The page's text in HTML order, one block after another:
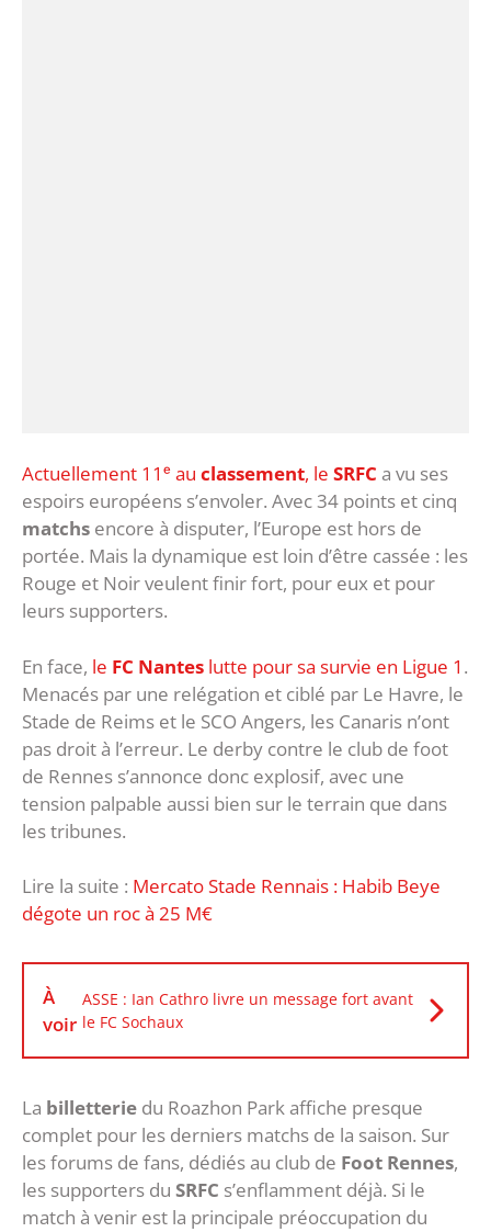
Actuellement 11ᵉ au classement, le SRFC a vu ses
espoirs européens s’envoler. Avec 34 points et cinq
matchs encore à disputer, l’Europe est hors de
portée. Mais la dynamique est loin d’être cassée : les
Rouge et Noir veulent finir fort, pour eux et pour
leurs supporters.
En face, le FC Nantes lutte pour sa survie en Ligue 1 .
Menacés par une relégation et ciblé par Le Havre, le
Stade de Reims et le SCO Angers, les Canaris n’ont
pas droit à l’erreur. Le derby contre le club de foot
de Rennes s’annonce donc explosif, avec une
tension palpable aussi bien sur le terrain que dans
les tribunes.
Lire la suite : Mercato Stade Rennais : Habib Beye
dégote un roc à 25 M€
À
voir
ASSE : Ian Cathro livre un message fort avant
le FC Sochaux
La billetterie du Roazhon Park affiche presque
complet pour les derniers matchs de la saison. Sur
les forums de fans, dédiés au club de Foot Rennes,
les supporters du SRFC s’enflamment déjà. Si le
match à venir est la principale préoccupation du